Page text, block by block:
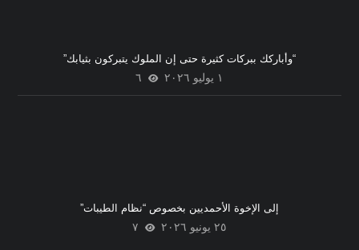
“وأباركك ببركات كثيرة حتى إن الملوك يتبركون بثيابك”
١ يوليو ٢٠٢٦ ٦
إلى الإخوة الأحمديين بخصوص “نظام الطيبات”
٢٥ يونيو ٢٠٢٦ ٧